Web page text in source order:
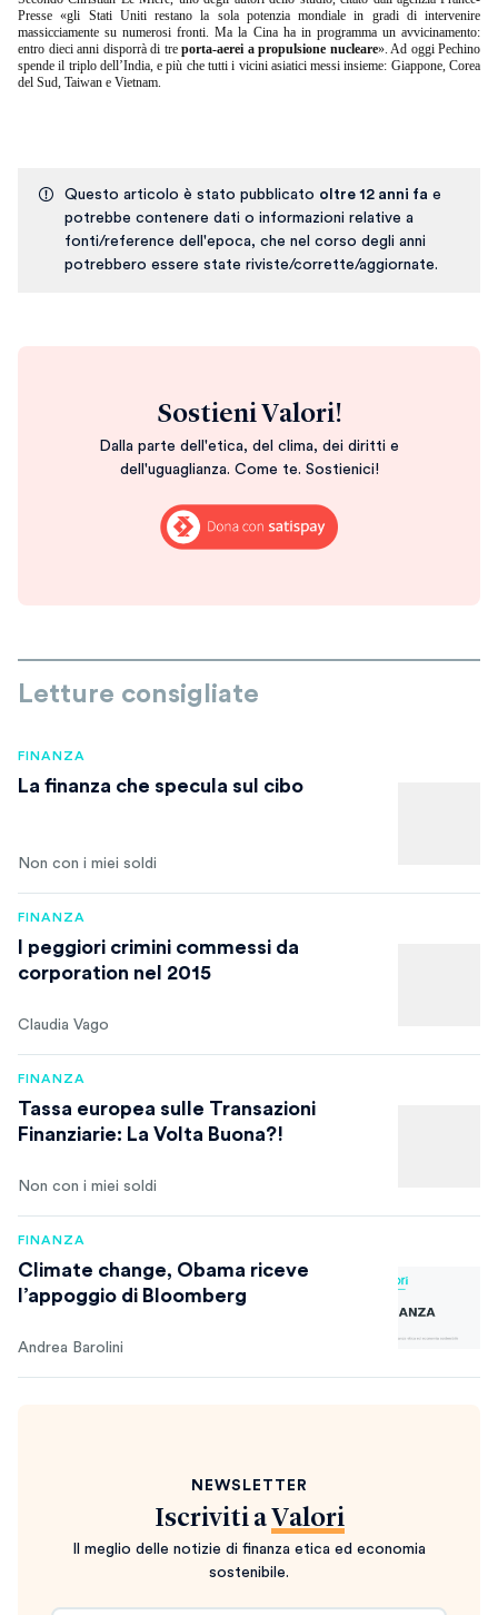
Presse «gli Stati Uniti restano la sola potenzia mondiale in gradi di intervenire
massicciamente su numerosi fronti. Ma la Cina ha in programma un avvicinamento:
entro dieci anni disporrà di treporta-aerei a propulsione nucleare». Ad oggi Pechino
spende il triplo dell’India, e più che tutti i vicini asiatici messi insieme: Giappone, Corea
del Sud, Taiwan e Vietnam.
Questo articolo è stato pubblicato oltre 12 anni fa e
potrebbe contenere dati o informazioni relative a
fonti/reference dell'epoca, che nel corso degli anni
potrebbero essere state riviste/corrette/aggiornate.
Sostieni Valori!
Dalla parte dell'etica, del clima, dei diritti e
dell'uguaglianza. Come te. Sostienici!
Letture consigliate
FINANZA
La finanza che specula sul cibo
Non con i miei soldi
FINANZA
I peggiori crimini commessi da
corporation nel 2015
Claudia Vago
FINANZA
Tassa europea sulle Transazioni
Finanziarie: La Volta Buona?!
Non con i miei soldi
FINANZA
Climate change, Obama riceve
l’appoggio di Bloomberg
Andrea Barolini
NEWSLETTER
Iscriviti a Valori
Il meglio delle notizie di finanza etica ed economia
sostenibile.